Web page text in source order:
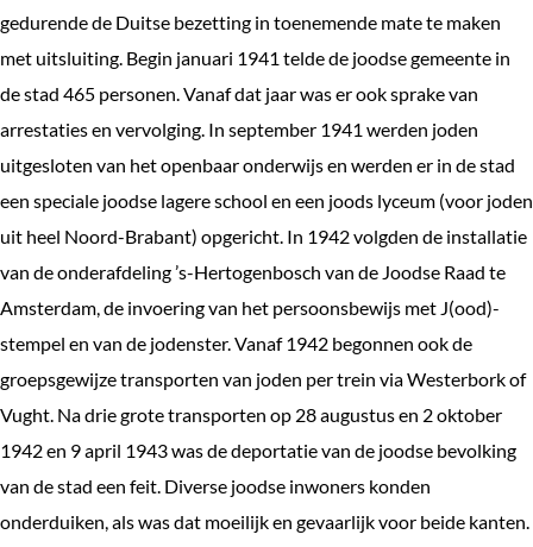
gedurende de Duitse bezetting in toenemende mate te maken
met uitsluiting. Begin januari 1941 telde de joodse gemeente in
de stad 465 personen. Vanaf dat jaar was er ook sprake van
arrestaties en vervolging. In september 1941 werden joden
uitgesloten van het openbaar onderwijs en werden er in de stad
een speciale joodse lagere school en een joods lyceum (voor joden
uit heel Noord-Brabant) opgericht. In 1942 volgden de installatie
van de onderafdeling ’s-Hertogenbosch van de Joodse Raad te
Amsterdam, de invoering van het persoonsbewijs met J(ood)-
stempel en van de jodenster. Vanaf 1942 begonnen ook de
groepsgewijze transporten van joden per trein via Westerbork of
Vught. Na drie grote transporten op 28 augustus en 2 oktober
1942 en 9 april 1943 was de deportatie van de joodse bevolking
van de stad een feit. Diverse joodse inwoners konden
onderduiken, als was dat moeilijk en gevaarlijk voor beide kanten.